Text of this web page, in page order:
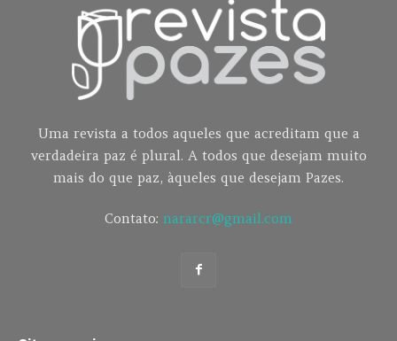
Uma revista a todos aqueles que acreditam que a
verdadeira paz é plural. A todos que desejam muito
mais do que paz, àqueles que desejam Pazes.
Contato: nararcr@gmail.com